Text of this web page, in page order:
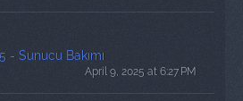
- Sunucu Bakımı
April 9, 2025 at 6:27 PM